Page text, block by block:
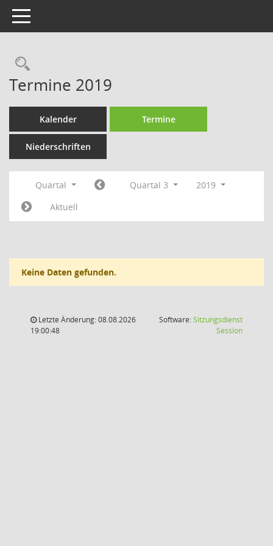
Toggle navigation
Rechercheauswahl
Termine 2019
Kalender Termine
Niederschriften
Quartal Quartal 3
2019
Aktuell
Keine Daten gefunden.
Letzte Änderung: 08.08.2026
19:00:48
Software:Sitzungsdienst
Session(Wird in